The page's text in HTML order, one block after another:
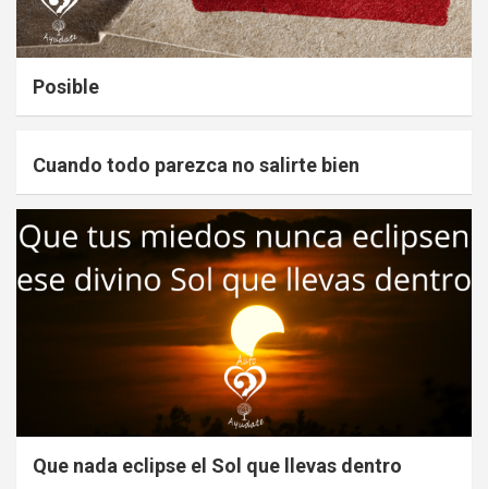
Posible
Cuando todo parezca no salirte bien
Que nada eclipse el Sol que llevas dentro